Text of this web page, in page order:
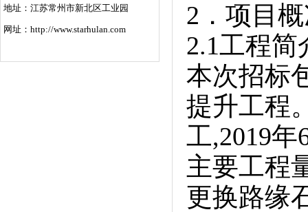
2．项目
2.1工程简
本次招标
提升工程
工,2019
主要工程
更换路缘
地址：江苏常州市新北区工业园
网址：http://www.starhulan.com